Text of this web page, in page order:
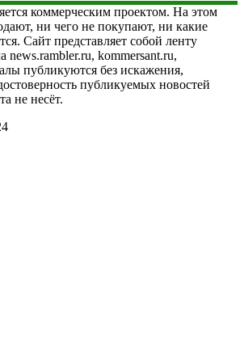
коммерческим проектом. На этом
ни чего не покупают, ни какие
Сайт представляет собой ленту
news.rambler.ru, kommersant.ru,
публикуются без искажения,
публикуемых новостей
не несёт.